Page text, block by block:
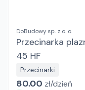
DoBudowy sp. z o. o.
Przecinarka
45 HF
Przecinarki
80.00 zł/dzień